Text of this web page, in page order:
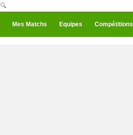
🔍
Mes Matchs Equipes Compétitions